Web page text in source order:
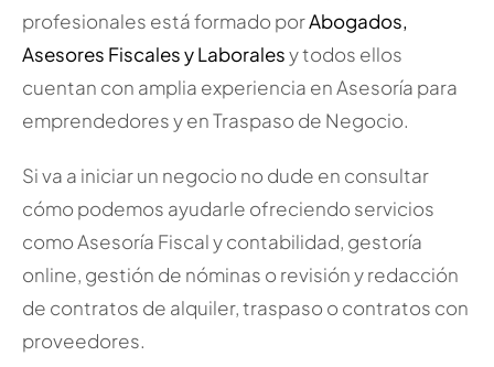
profesionales está formado porAbogados,
Asesores Fiscales y Laboralesy todos ellos
cuentan con amplia experiencia en Asesoría para
emprendedores y en Traspaso de Negocio.
Si va a iniciar un negocio no dude en consultar
cómo podemos ayudarle ofreciendo servicios
como Asesoría Fiscal y contabilidad, gestoría
online, gestión de nóminas o revisión y redacción
de contratos de alquiler, traspaso o contratos con
proveedores.